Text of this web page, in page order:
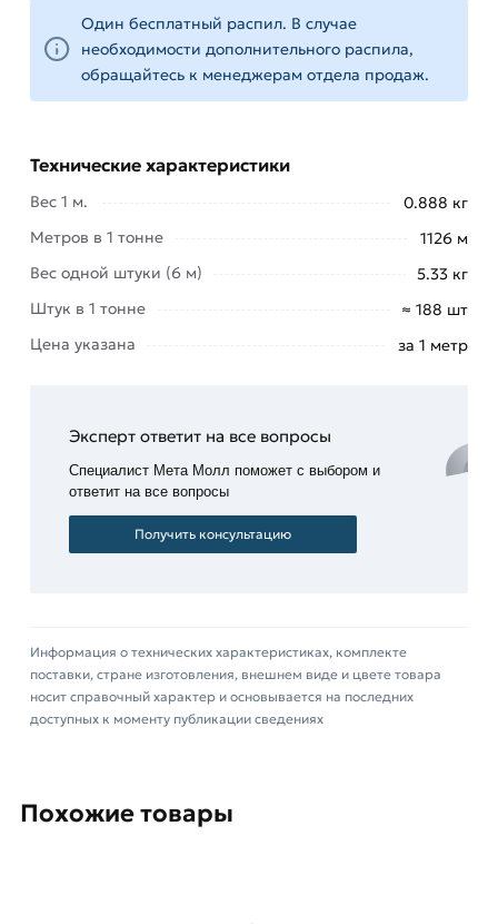
поясов, а также ленточных фундаментов.
Служит основой для создания армированных
кабельных линий, обеспечивая их
Является основным материалом для
которые используются в строительстве,
транспорте и подъемных механизмах.
Для приобретения данной позиции, кликните
мышкой«Добавить в корзину»
или нажмите на
кнопку«Быстрый заказ»
. Также можете купить
из категорииКатанка стальнаядействительны в
Москве и области. Наши профессиональные
менеджеры обработают заказ и свяжутся с Вами
для согласования условий доставки или
самовывоза.
стандартам качества. Возврат купленного
товарa в течение 14 дней (наличие чека
обязательно).
Один бесплатный распил. В случае
необходимости дополнительного распила,
обращайтесь к менеджерам отдела продаж.
Технические характеристики
Вес 1 м.
0.888 кг
Метров в 1 тонне
1126 м
Вес одной штуки (6 м)
5.33 кг
Штук в 1 тонне
≈ 188 шт
Цена указана
за 1 метр
Эксперт ответит на все вопросы
Специалист Мета Молл поможет с выбором и
ответит на все вопросы
Получить консультацию
Информация о технических характеристиках, комплекте
поставки, стране изготовления, внешнем виде и цвете товара
носит справочный характер и основывается на последних
доступных к моменту публикации сведениях
Похожие товары